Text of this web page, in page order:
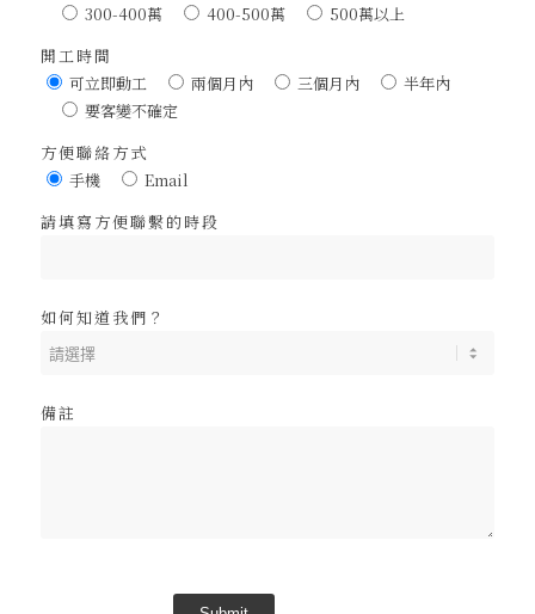
300-400萬
400-500萬
500萬以上
開工時間
可立即動工
兩個月內 三個月內
半年內
要客變不確定
方便聯絡方式
手機
Email
請填寫方便聯繫的時段
如何知道我們？
備註